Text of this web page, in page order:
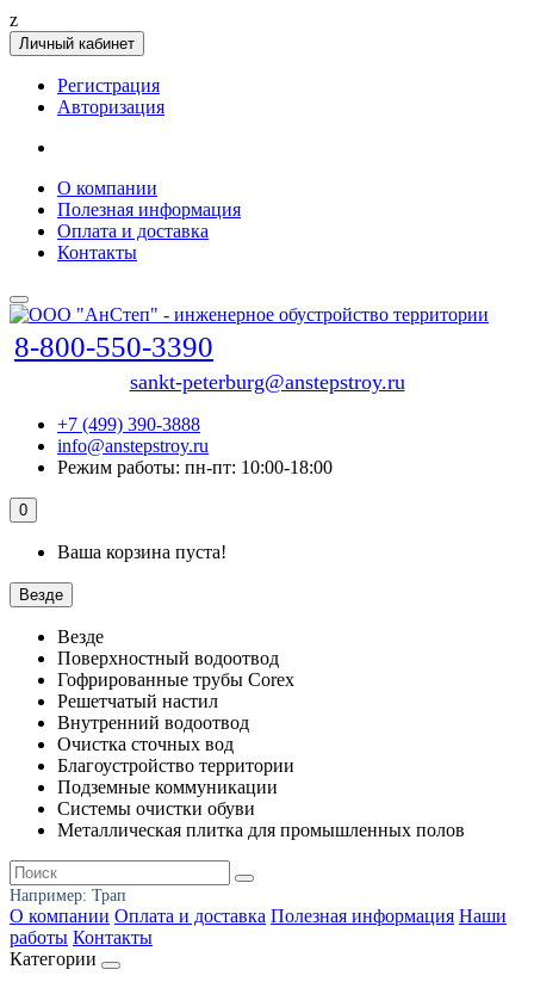
z
Личный кабинет
Регистрация
Авторизация
О компании
Полезная информация
Оплата и доставка
Контакты
8-800-550-3390
sankt-peterburg@anstepstroy.ru
+7 (499) 390-3888
info@anstepstroy.ru
Режим работы: пн-пт: 10:00-18:00
0
Ваша корзина пуста!
Везде
Везде
Поверхностный водоотвод
Гофрированные трубы Corex
Решетчатый настил
Внутренний водоотвод
Очистка сточных вод
Благоустройство территории
Подземные коммуникации
Системы очистки обуви
Металлическая плитка для промышленных полов
Например: Трап
О компании Оплата и доставка Полезная информация Наши
работы Контакты
Категории